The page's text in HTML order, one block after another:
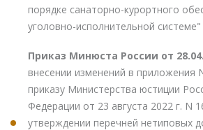
порядке санаторно-курортного
уголовно-исполнительной системе"
Приказ Минюста России от
внесении изменений в приложения
приказу Министерства юстиции
Федерации от 23 августа 2022 г. N
утверждении перечней нетиповых